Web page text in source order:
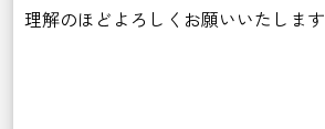
理解のほどよろしくお願いいたします